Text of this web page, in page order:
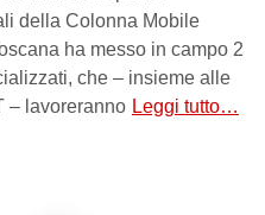
della Colonna Mobile
ha messo in campo 2
che – insieme alle
– lavoreranno Leggi tutto…